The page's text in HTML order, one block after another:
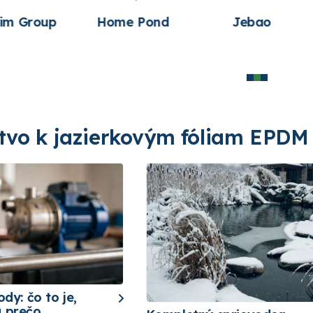
Meßner
k jazierkovým fóliam EPDM
čo to je,